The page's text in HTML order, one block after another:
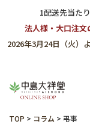
1配送先当た
法人様・大口注文
2026年3月24日（火）
TOP > コラム > 弔事